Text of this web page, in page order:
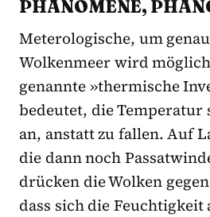
PHÄNOMENE,
Meterologische, um
Wolkenmeer wird
genannte »thermische
bedeutet, die Temperatur
an, anstatt zu fallen. Auf
die dann noch
drücken die Wolken
dass sich die Feuchtigkeit